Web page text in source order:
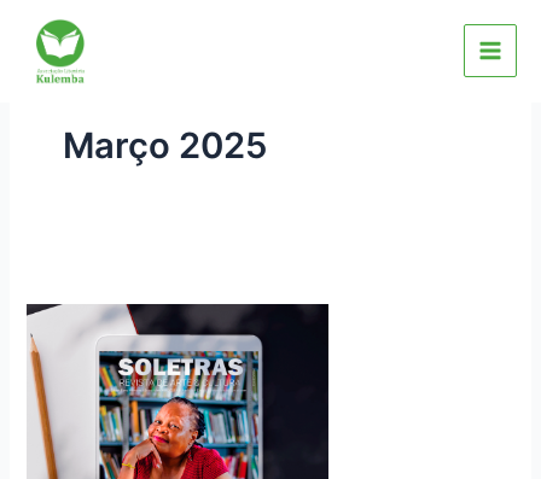
content
Março 2025